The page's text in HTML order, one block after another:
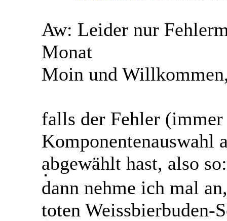
Aw: Leider nur
Monat
Moin und
falls der Fehler
Komponentenauswahl
abgewählt hast, also so:
dann nehme ich mal
toten